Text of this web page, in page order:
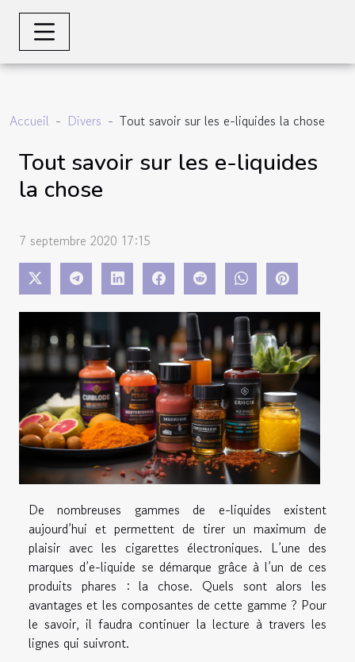
Accueil Divers Tout savoir sur les e-liquides la chose
Tout savoir sur les e-liquides
la chose
7 septembre 2020 17:15
De nombreuses gammes de e-liquides existent
aujourd’hui et permettent de tirer un maximum de
plaisir avec les cigarettes électroniques. L’une des
marques d’e-liquide se démarque grâce à l’un de ces
produits phares : la chose. Quels sont alors les
avantages et les composantes de cette gamme ? Pour
le savoir, il faudra continuer la lecture à travers les
lignes qui suivront.